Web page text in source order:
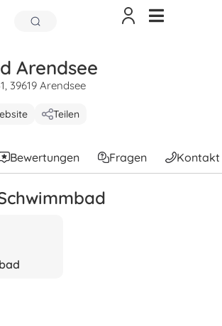
Arendsee
39619 Arendsee
Teilen
Bewertungen Fragen Kontakt